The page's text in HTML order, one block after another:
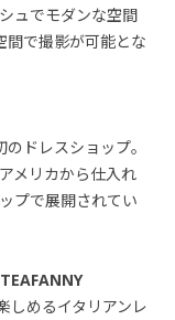
ュでモダンな空間
間で撮影が可能とな
ドレスショップ。
メリカから仕入れ
プで展開されてい
しめるイタリアンレ